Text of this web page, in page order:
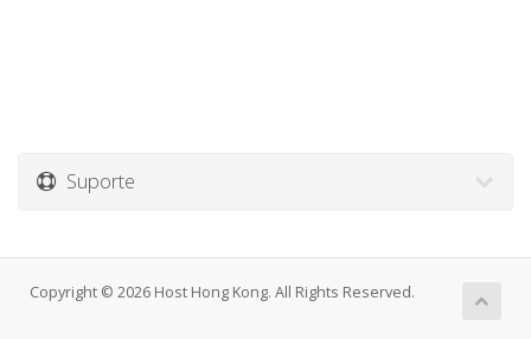
Suporte
Copyright © 2026 Host Hong Kong. All Rights Reserved.